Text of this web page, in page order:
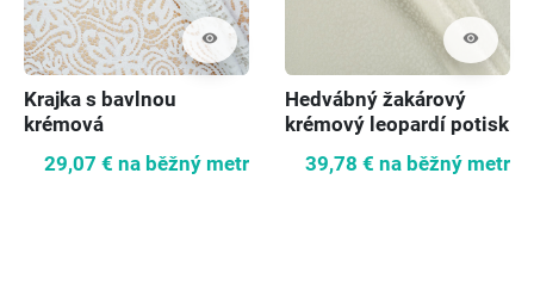
visibility
Krajka s bavlnou
krémová
29,07 € na běžný metr
visibility
Hedvábný žakárový
krémový leopardí potisk
39,78 € na běžný metr